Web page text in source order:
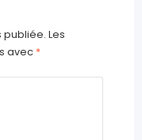
publiée. Les
avec *